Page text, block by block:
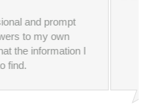
your very professional and
to look for answers to my
quickly realized that the
was very easy to find.